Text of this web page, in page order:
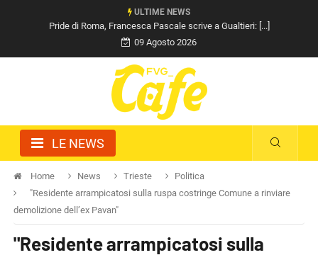
ULTIME NEWS
Pride di Roma, Francesca Pascale scrive a Gualtieri: [...]
09 Agosto 2026
LE NEWS
Home News Trieste
Politica
"Residente arrampicatosi sulla ruspa costringe Comune a rinviare
demolizione dell’ex Pavan"
"Residente arrampicatosi sulla